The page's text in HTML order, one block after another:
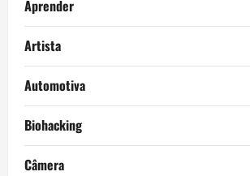
Aprender
Artista
Automotiva
Biohacking
Câmera